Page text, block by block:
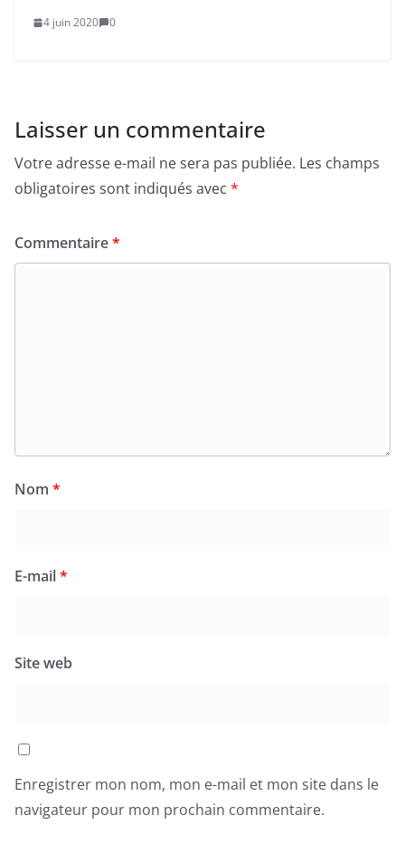
4 juin 2020 0
Laisser un commentaire
Votre adresse e-mail ne sera pas publiée. Les champs
obligatoires sont indiqués avec *
Commentaire*
Nom *
E-mail*
Site web
Enregistrer mon nom, mon e-mail et mon site dans le
navigateur pour mon prochain commentaire.